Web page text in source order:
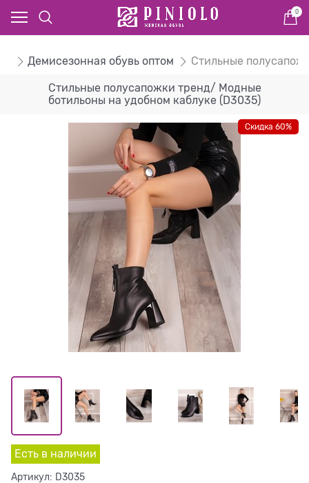
0
Демисезонная обувь оптом Стильные
Стильные полусапожки тренд/ Модные
ботильоны на удобном каблуке (D3035)
Скидка 60%
Есть в наличии
Артикул: D3035